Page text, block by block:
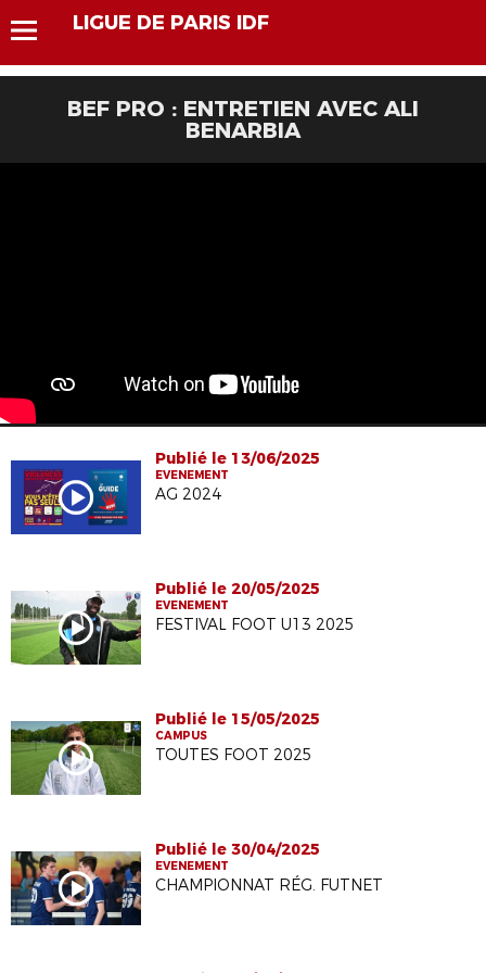
LIGUE DE PARIS IDF
BEF PRO : ENTRETIEN AVEC ALI
BENARBIA
Publié le 13/06/2025
EVENEMENT
AG 2024
Publié le 20/05/2025
EVENEMENT
FESTIVAL FOOT U13 2025
Publié le 15/05/2025
CAMPUS
TOUTES FOOT 2025
Publié le 30/04/2025
EVENEMENT
CHAMPIONNAT RÉG. FUTNET